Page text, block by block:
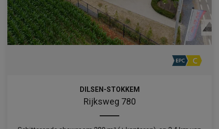
DILSEN-STOKKEM
Rijksweg 780